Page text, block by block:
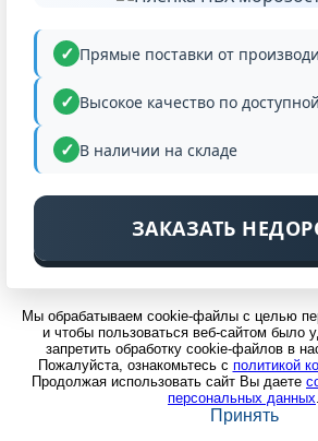
Прямые поставки от
Высокое качество по
В наличии на складе
ЗАКАЗАТЬ
Мы обрабатываем cookie-файлы с целью
и чтобы пользоваться веб-сайтом было
запретить обработку cookie-файлов в
Пожалуйста, ознакомьтесь с политикой
Продолжая использовать сайт Вы даете
персональных данных.
Принять